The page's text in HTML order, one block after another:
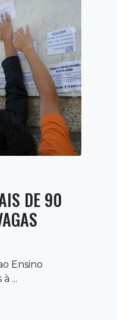
DE 90
Ensino
...